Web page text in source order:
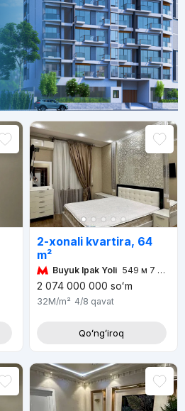
2-xonali kvartira, 64
m²
Buyuk Ipak Yoli 549 м 7 мин
2 074 000 000 soʻm
32M/m² 4/8 qavat
Qoʻngʻiroq